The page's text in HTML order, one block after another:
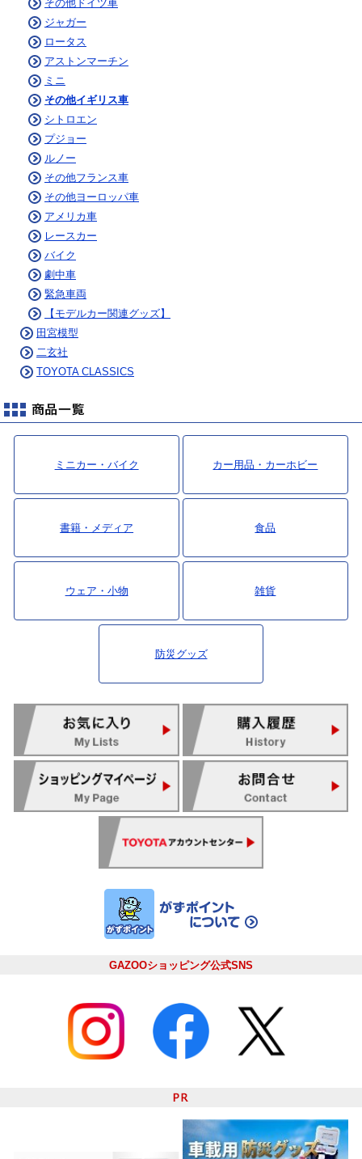
その他ドイツ車
ジャガー
ロータス
アストンマーチン
ミニ
その他イギリス車
シトロエン
プジョー
ルノー
その他フランス車
その他ヨーロッパ車
アメリカ車
レースカー
バイク
劇中車
緊急車両
【モデルカー関連グッズ】
田宮模型
二玄社
TOYOTA CLASSICS
ミニカー・バイク カー用品・カーホビー
書籍・メディア 食品
ウェア・小物 雑貨
防災グッズ
GAZOOショッピング公式SNS